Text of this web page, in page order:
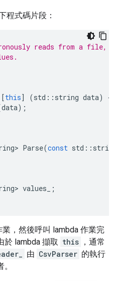
程式碼片段：
reads from a file,
this] (std :: string data)
{
data);
> Parse(const std :: string
> values_
;
，然後呼叫 lambda 作業完
於 lambda 擷取 this ，通常
由 CsvParser 的執行